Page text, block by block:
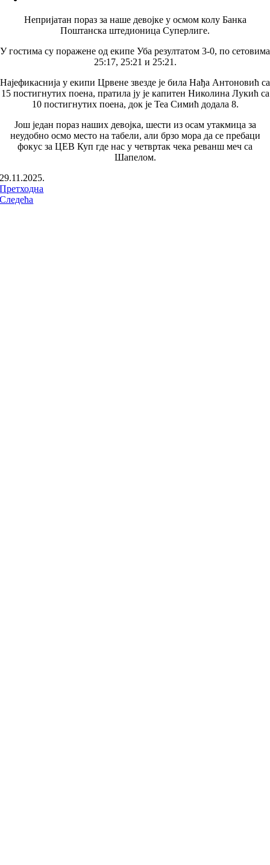
Непријатан пораз за наше девојке у осмом колу Банка
Поштанска штедионица Суперлиге.
У гостима су поражене од екипе Уба резултатом 3-0, по сетовима
25:17, 25:21 и 25:21.
Најефикаснија у екипи Црвене звезде је била Нађа Антоновић са
15 постигнутих поена, пратила ју је капитен Николина Лукић са
10 постигнутих поена, док је Теа Симић додала 8.
Још један пораз наших девојка, шести из осам утакмица за
неудобно осмо место на табели, али брзо мора да се пребаци
фокус за ЦЕВ Куп где нас у четвртак чека реванш меч са
Шапелом.
29.11.2025.
Претходна
Следећа